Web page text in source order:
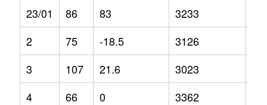
23/01
86 83 3233
2
75 -18.5 3126
3
107 21.6 3023
4
66 0 3362